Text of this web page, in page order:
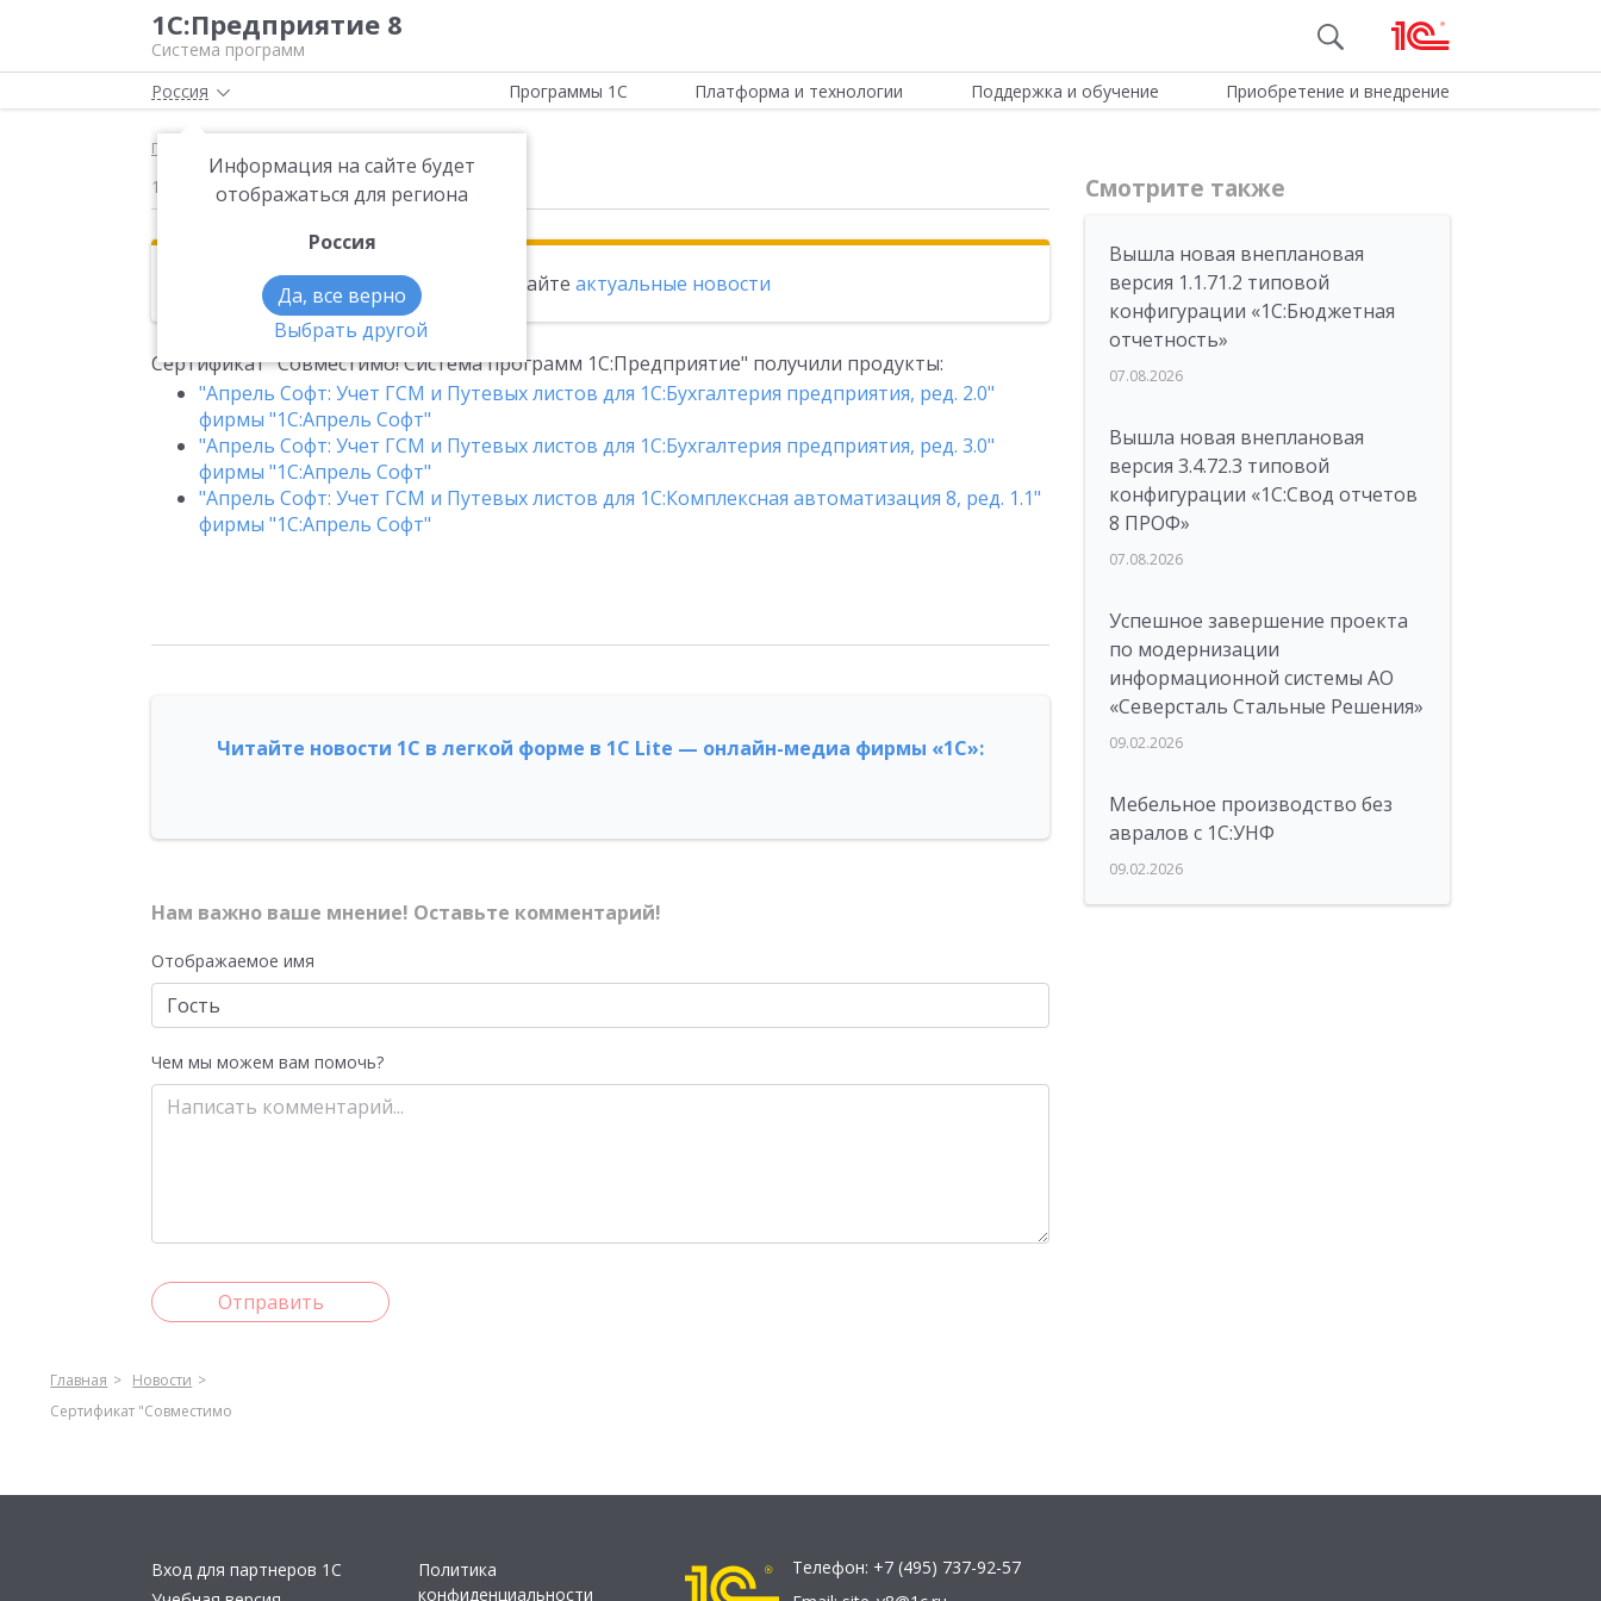
1С:Предприятие 8
Система программ
Россия
Информация на сайте будет
отображаться для региона
Россия
Да, все верно
Выбрать другой
Программы 1С Платформа и технологии Поддержка и обучение Приобретение и внедрение
Главная
12.05.2015
Эта новость находится в архиве. Читайте актуальные новости
Сертификат "Совместимо! Система программ 1С:Предприятие" получили продукты:
"Апрель Софт: Учет ГСМ и Путевых листов для 1С:Бухгалтерия предприятия, ред. 2.0"
фирмы "1С:Апрель Софт"
"Апрель Софт: Учет ГСМ и Путевых листов для 1С:Бухгалтерия предприятия, ред. 3.0"
фирмы "1С:Апрель Софт"
"Апрель Софт: Учет ГСМ и Путевых листов для 1С:Комплексная автоматизация 8, ред. 1.1"
фирмы "1С:Апрель Софт"
Читайте новости 1С в легкой форме в 1С Lite — онлайн-медиа фирмы «1С»:
Нам важно ваше мнение! Оставьте комментарий!
Отображаемое имя
Чем мы можем вам помочь?
Отправить
Смотрите также
Вышла новая внеплановая
версия 1.1.71.2 типовой
конфигурации «1C:Бюджетная
отчетность»
07.08.2026
Вышла новая внеплановая
версия 3.4.72.3 типовой
конфигурации «1C:Свод отчетов
8 ПРОФ»
07.08.2026
Успешное завершение проекта
по модернизации
информационной системы АО
«Северсталь Стальные Решения»
09.02.2026
Мебельное производство без
авралов с 1С:УНФ
09.02.2026
Главная
Новости
Сертификат "Совместимо
Вход для партнеров 1С
Политика
конфиденциальности
Телефон: +7 (495) 737-92-57